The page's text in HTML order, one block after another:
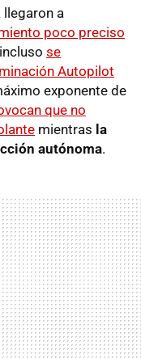
a
poco preciso
se
Autopilot
exponente de
que no
mientras la
autónoma.